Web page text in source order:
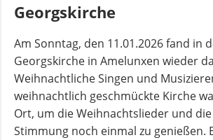
Georgskirche
Am Sonntag, den 11.01.2026 fand in
Georgskirche in Amelunxen wieder
Weihnachtliche Singen und
weihnachtlich geschmückte Kirche
Ort, um die Weihnachtslieder und
Stimmung noch einmal zu genießen.